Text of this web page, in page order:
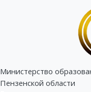
Министерство
Пензенской области